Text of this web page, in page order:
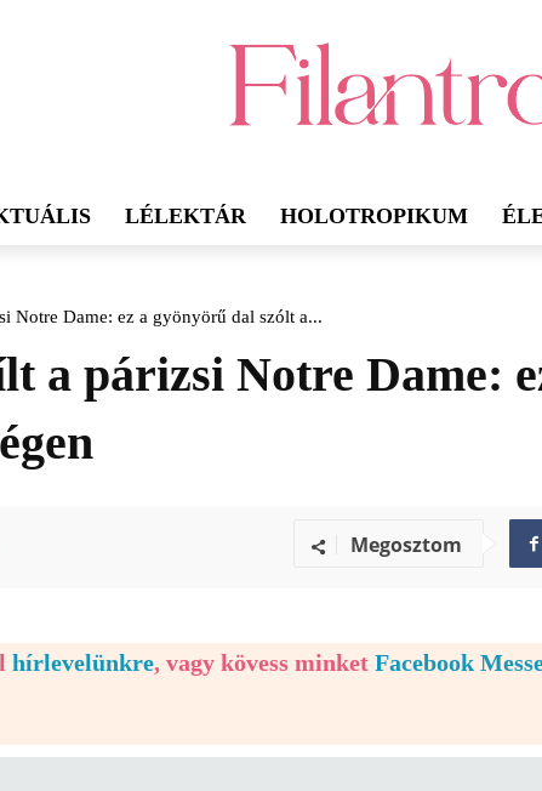
LÉLEKTÁR HOLOTROPIKUM
Notre Dame: ez a gyönyörű dal szólt a...
a párizsi Notre Dame:
Megosztom
hírlevelünkre, vagy kövess minket Facebook